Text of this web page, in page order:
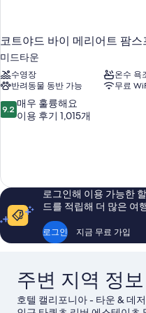
모
두
보
기
히
보
코트야드 바이 메리어트 팜스
미드타운
수영장
온수 욕
반려동물 동반 가능
무료
10
점
점,
매
훌
륭
해
9.2 매우 훌륭해요
이용 후기 1,015개
로그인해 이용 가능한
드를 적립해 더 많은 여
로그인 지금 무료 가입
주변 지역 정보
호텔 캘리포니아 - 타운 & 데